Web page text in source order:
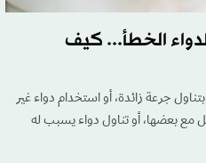
الخطأ... كيف
جرعة زائدة، أو استخدام دواء غير
مع بعضها، أو تناول دواء يسبب له